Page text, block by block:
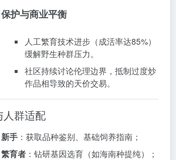
保护与商业平衡
人工繁育技术进步（成活率达85%）
缓解野生种群压力‌。
社区持续讨论伦理边界，抵制过度炒
作品相导致的天价交易‌。
人群适配
新手 ‌：获取品种鉴别、基础饲养指南；
繁育者 ‌：钻研基因选育（如海南种提纯）‌；